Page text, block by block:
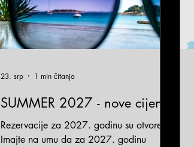
SUMMER 2027 - nove cijene
Rezervacije za 2027. godinu su otvorene!
Imajte na umu da za 2027. godinu
23. srp 1 min čitanja